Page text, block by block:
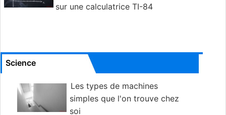
sur une calculatrice TI-84
Science
Les types de machines
simples que l'on trouve chez
soi